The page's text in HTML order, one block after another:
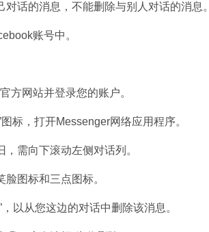
话的消息，不能删除与别人对话的消息。
账号中。
方网站并登录您的账户。
标，打开Messenger网络应用程序。
需向下滚动左侧对话列。
图标和三点图标。
以从您这边的对话中删除该消息。